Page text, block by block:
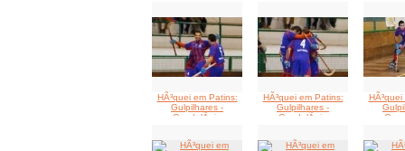
HÃ³quei em Patins:
Gulpilhares -
CandelÃ¡ria
HÃ³quei em Patins:
Gulpilhares -
CandelÃ¡ria